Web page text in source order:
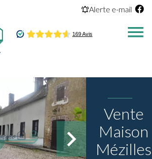
Alerte e-mail
Vente
Maison
Mézilles